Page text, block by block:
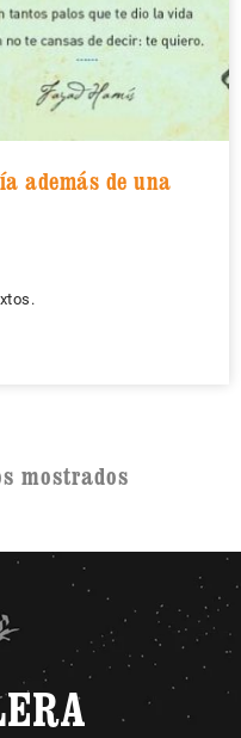
además de una
mostrados